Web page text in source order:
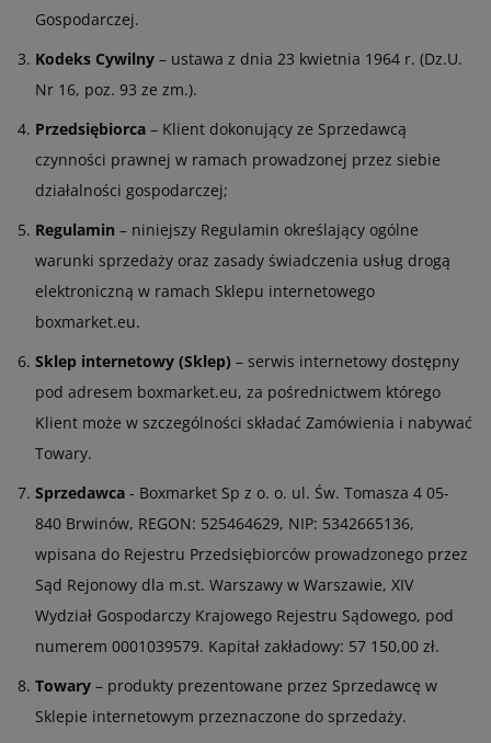
Gospodarczej.
Kodeks Cywilny – ustawa z dnia 23 kwietnia 1964 r. (Dz.U.
Nr 16, poz. 93 ze zm.).
Przedsiębiorca – Klient dokonujący ze Sprzedawcą
czynności prawnej w ramach prowadzonej przez siebie
działalności gospodarczej;
Regulamin – niniejszy Regulamin określający ogólne
warunki sprzedaży oraz zasady świadczenia usług drogą
elektroniczną w ramach Sklepu internetowego
boxmarket.eu.
Sklep internetowy (Sklep) – serwis internetowy dostępny
pod adresem boxmarket.eu, za pośrednictwem którego
Klient może w szczególności składać Zamówienia i nabywać
Towary.
Sprzedawca - Boxmarket Sp z o. o. ul. Św. Tomasza 4 05-
840 Brwinów, REGON: 525464629, NIP: 5342665136,
wpisana do Rejestru Przedsiębiorców prowadzonego przez
Sąd Rejonowy dla m.st. Warszawy w Warszawie, XIV
Wydział Gospodarczy Krajowego Rejestru Sądowego, pod
numerem 0001039579. Kapitał zakładowy: 57 150,00 zł.
Towary – produkty prezentowane przez Sprzedawcę w
Sklepie internetowym przeznaczone do sprzedaży.